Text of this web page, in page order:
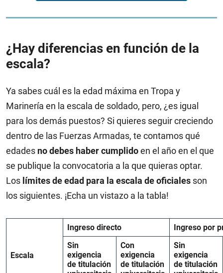
¿Hay diferencias en función de la
escala?
Ya sabes cuál es la edad máxima en Tropa y
Marinería en la escala de soldado, pero, ¿es igual
para los demás puestos? Si quieres seguir creciendo
dentro de las Fuerzas Armadas, te contamos qué
edades no debes haber cumplidoen el año en el que
se publique la convocatoria a la que quieras optar.
Los límites de edad para la escala de oficiales son
los siguientes. ¡Echa un vistazo a la tabla!
Escala
Ingreso directo
Ingreso por
Sin
exigencia
de titulación
Con
exigencia
de titulación
Sin
exigencia
de titulación